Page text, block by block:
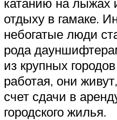
отдыху в гамаке.
небогатые люди
рода
из крупных
работая, они
счет сдачи в
городского жилья.